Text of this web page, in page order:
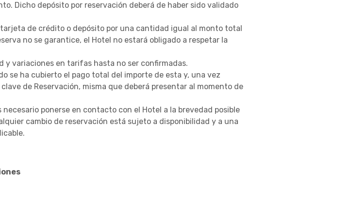
Dicho depósito por reservación deberá de haber sido validado
de crédito o depósito por una cantidad igual al monto total
no se garantice, el Hotel no estará obligado a respetar la
y variaciones en tarifas hasta no ser confirmadas.
se ha cubierto el pago total del importe de esta y, una vez
de Reservación, misma que deberá presentar al momento de
ponerse en contacto con el Hotel a la brevedad posible
cambio de reservación está sujeto a disponibilidad y a una